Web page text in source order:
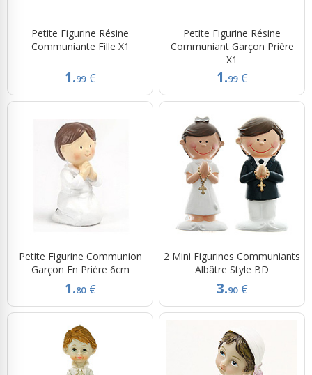
Petite Figurine Résine
Communiante Fille X1
1.99 €
Petite Figurine Résine
Communiant Garçon Prière
X1
1.99 €
Petite Figurine Communion
Garçon En Prière 6cm
1.80 €
2 Mini Figurines Communiants
Albâtre Style BD
3.90 €